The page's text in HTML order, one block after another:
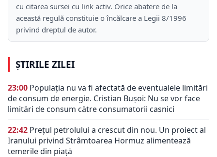
cu citarea sursei cu link activ. Orice abatere de la
această regulă constituie o încălcare a Legii 8/1996
privind dreptul de autor.
ȘTIRILE ZILEI
23:00 Populația nu va fi afectată de eventualele limitări
de consum de energie. Cristian Bușoi: Nu se vor face
limitări de consum către consumatorii casnici
22:42 Prețul petrolului a crescut din nou. Un proiect al
Iranului privind Strâmtoarea Hormuz alimentează
temerile din piață